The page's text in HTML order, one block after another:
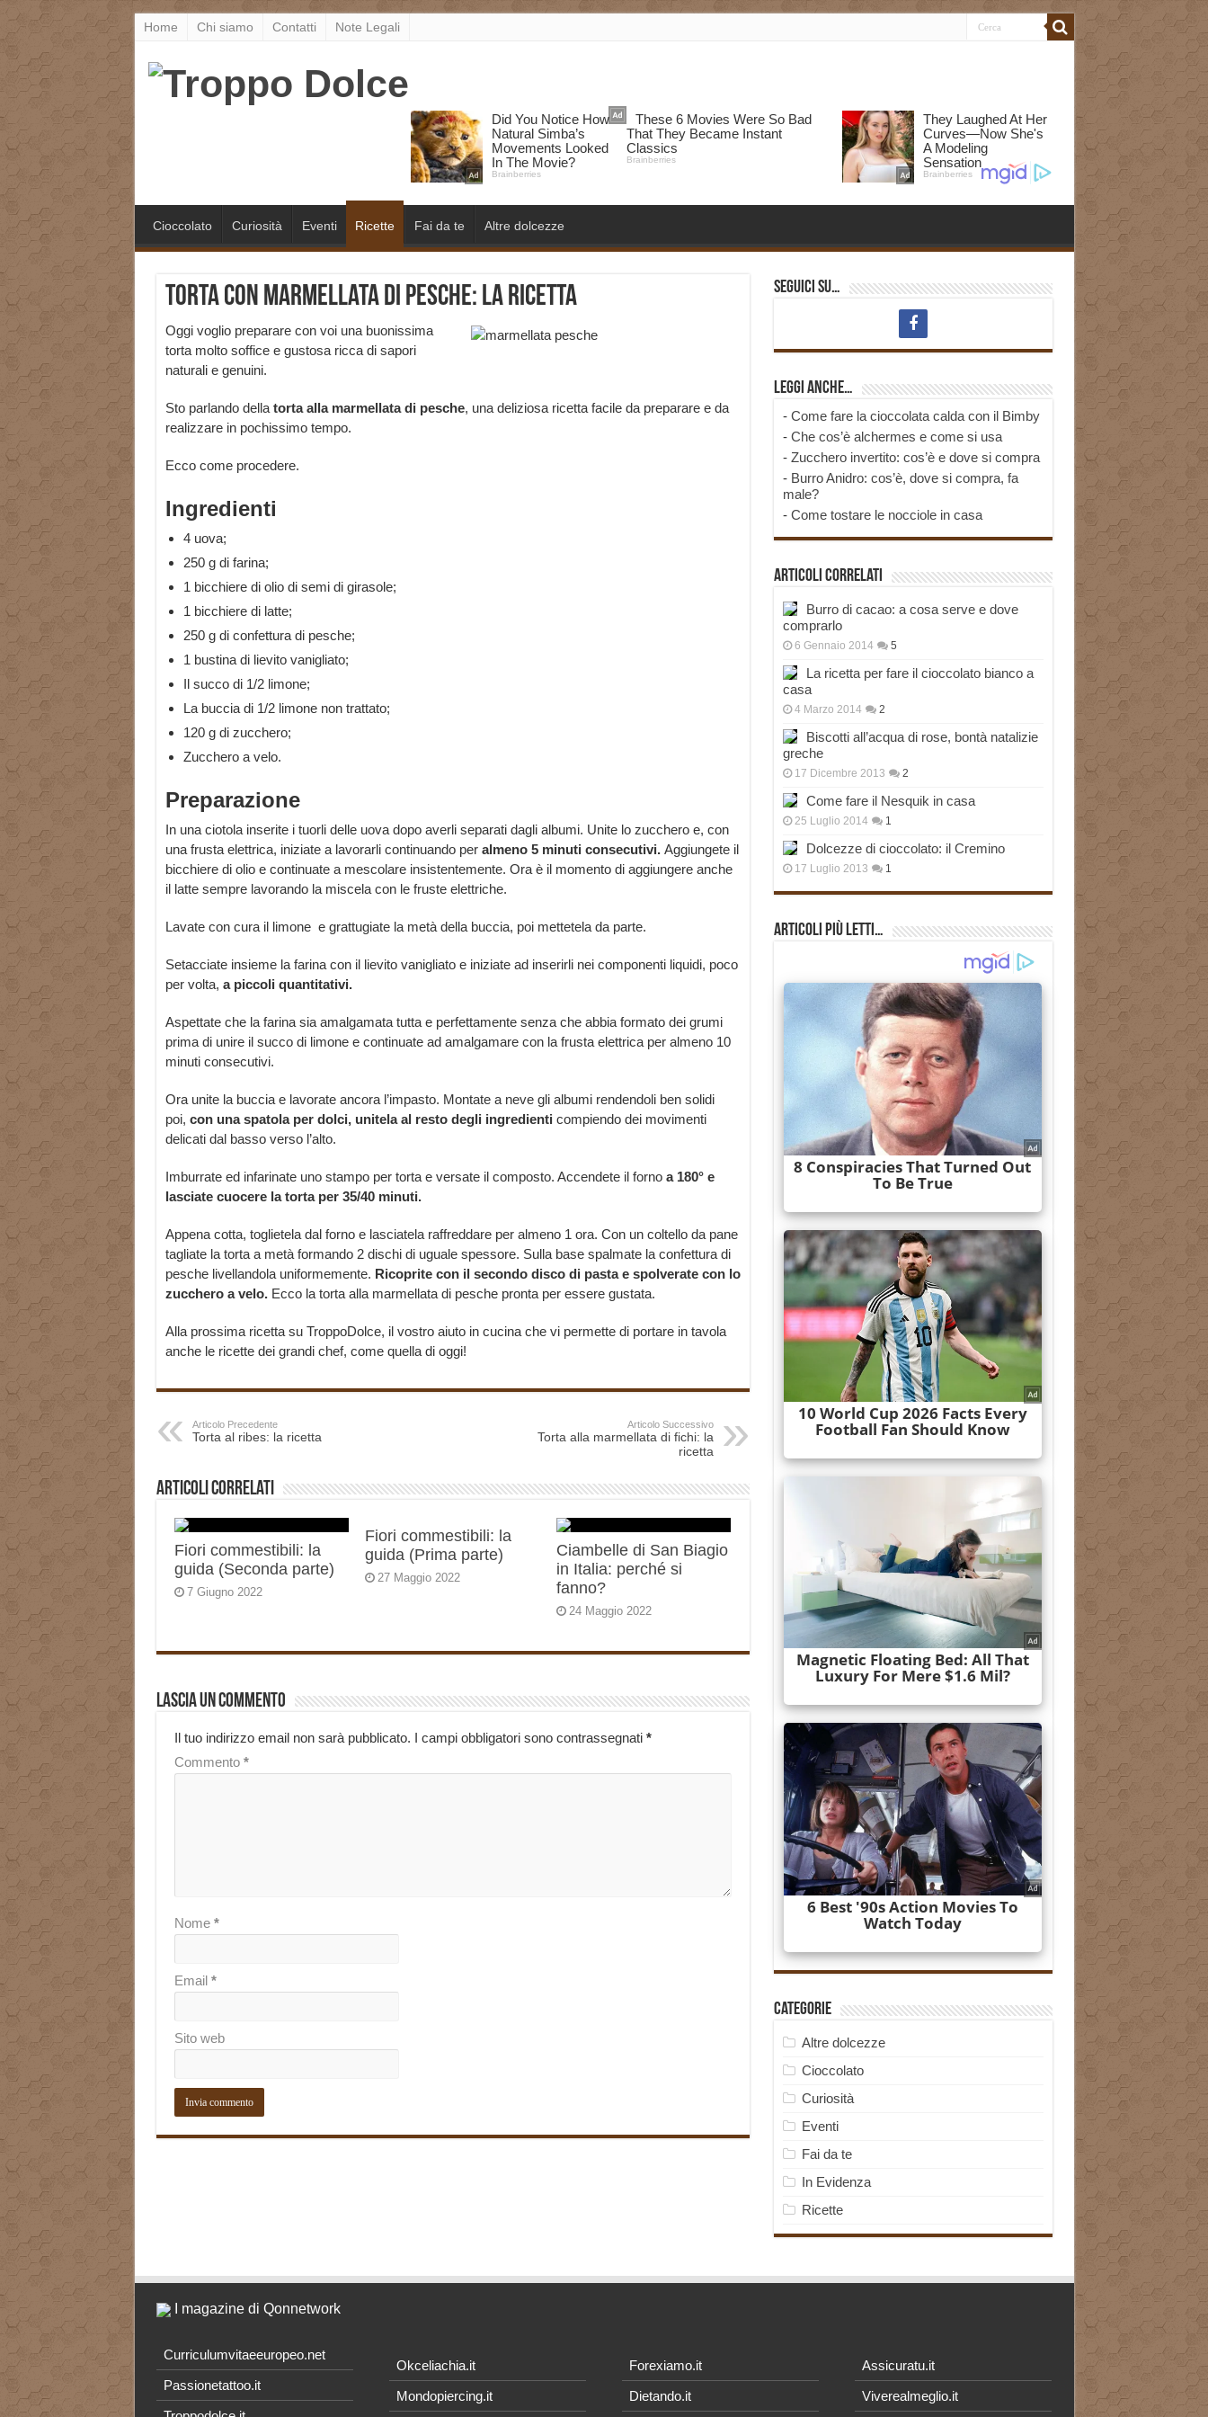
Home Chi siamo Contatti Note Legali
Cioccolato Curiosità Eventi Ricette Fai da te Altre dolcezze
Torta con marmellata di pesche: la ricetta
Oggi voglio preparare con voi una buonissima
torta molto soffice e gustosa ricca di sapori
naturali e genuini.
Sto parlando della torta alla marmellata di pesche, una deliziosa ricetta facile da preparare e da
realizzare in pochissimo tempo.
Ecco come procedere.
Ingredienti
4 uova;
250 g di farina;
1 bicchiere di olio di semi di girasole;
1 bicchiere di latte;
250 g di confettura di pesche;
1 bustina di lievito vanigliato;
Il succo di 1/2 limone;
La buccia di 1/2 limone non trattato;
120 g di zucchero;
Zucchero a velo.
Preparazione
In una ciotola inserite i tuorli delle uova dopo averli separati dagli albumi. Unite lo zucchero e, con
una frusta elettrica, iniziate a lavorarli continuando per almeno 5 minuti consecutivi.Aggiungete il
bicchiere di olio e continuate a mescolare insistentemente. Ora è il momento di aggiungere anche
il latte sempre lavorando la miscela con le fruste elettriche.
Lavate con cura il limone e grattugiate la metà della buccia, poi mettetela da parte.
Setacciate insieme la farina con il lievito vanigliato e iniziate ad inserirli nei componenti liquidi, poco
per volta, a piccoli quantitativi.
Aspettate che la farina sia amalgamata tutta e perfettamente senza che abbia formato dei grumi
prima di unire il succo di limone e continuate ad amalgamare con la frusta elettrica per almeno 10
minuti consecutivi.
Ora unite la buccia e lavorate ancora l’impasto. Montate a neve gli albumi rendendoli ben solidi
poi, con una spatola per dolci, unitela al resto degli ingredienti compiendo dei movimenti
delicati dal basso verso l’alto.
Imburrate ed infarinate uno stampo per torta e versate il composto. Accendete il fornoa 180° e
lasciate cuocere la torta per 35/40 minuti.
Appena cotta, toglietela dal forno e lasciatela raffreddare per almeno 1 ora. Con un coltello da pane
tagliate la torta a metà formando 2 dischi di uguale spessore. Sulla base spalmate la confettura di
pesche livellandola uniformemente. Ricoprite con il secondo disco di pasta e spolverate con lo
zucchero a velo.Ecco la torta alla marmellata di pesche pronta per essere gustata.
Alla prossima ricetta su TroppoDolce, il vostro aiuto in cucina che vi permette di portare in tavola
anche le ricette dei grandi chef, come quella di oggi!
Articolo Precedente
Torta al ribes: la ricetta
Articolo Successivo
Torta alla marmellata di fichi: la
ricetta
Articoli correlati
Fiori commestibili: la
guida (Seconda parte)
7 Giugno 2022
Fiori commestibili: la
guida (Prima parte)
27 Maggio 2022
Ciambelle di San Biagio
in Italia: perché si
fanno?
24 Maggio 2022
Lascia un commento
Il tuo indirizzo email non sarà pubblicato. I campi obbligatori sono contrassegnati *
Commento *
Nome *
Email *
Sito web
Seguici su…
Leggi anche…
- Come fare la cioccolata calda con il Bimby
- Che cos’è alchermes e come si usa
- Zucchero invertito: cos’è e dove si compra
- Burro Anidro: cos’è, dove si compra, fa
male?
- Come tostare le nocciole in casa
Articoli correlati
Burro di cacao: a cosa serve e dove
comprarlo
6 Gennaio 2014 5
La ricetta per fare il cioccolato bianco a
casa
4 Marzo 2014 2
Biscotti all’acqua di rose, bontà natalizie
greche
17 Dicembre 2013 2
Come fare il Nesquik in casa
25 Luglio 2014 1
Dolcezze di cioccolato: il Cremino
17 Luglio 2013 1
Articoli più Letti…
Categorie
Altre dolcezze
Cioccolato
Curiosità
Eventi
Fai da te
In Evidenza
Ricette
I magazine di Qonnetwork
Curriculumvitaeeuropeo.net
Passionetattoo.it
Okceliachia.it
Mondopiercing.it
Forexiamo.it
Dietando.it
Assicuratu.it
Viverealmeglio.it